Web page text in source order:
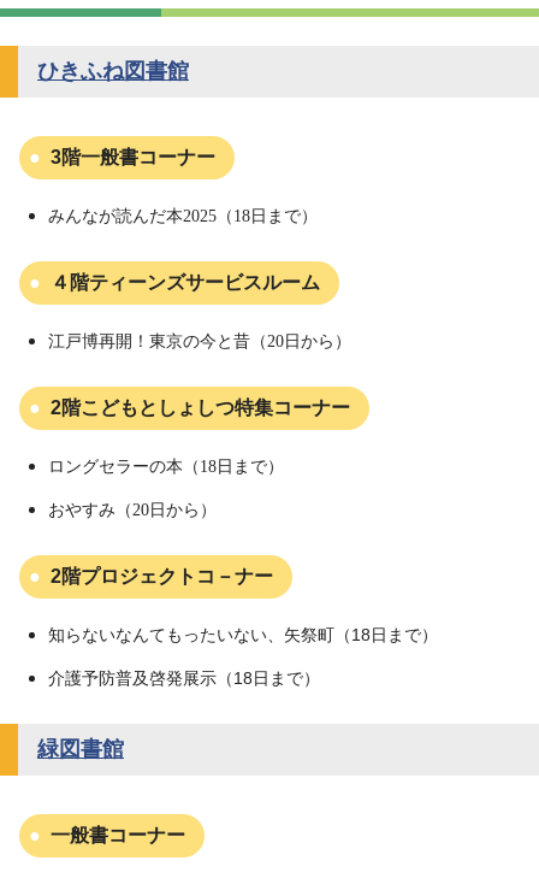
ひきふね図書館
3階一般書コーナー
みんなが読んだ本2025（18日まで）
４階ティーンズサービスルーム
江戸博再開！東京の今と昔（20日から）
2階こどもとしょしつ特集コーナー
ロングセラーの本（18日まで）
おやすみ（20日から）
2階プロジェクトコ－ナー
知らないなんてもったいない、矢祭町（18日まで）
介護予防普及啓発展示（18日まで）
緑図書館
一般書コーナー